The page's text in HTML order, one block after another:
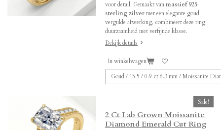
voor detail. Gemaakt vanmassief 925
sterling zilvermet een elegante goud
vergulde afwerking, combineert deze ring
duurzaamheid met verfijnde klasse.
Bekijk details
In winkelwagen
Sale!
2 Ct Lab Grown Moissanite
Diamond Emerald Cut Ring